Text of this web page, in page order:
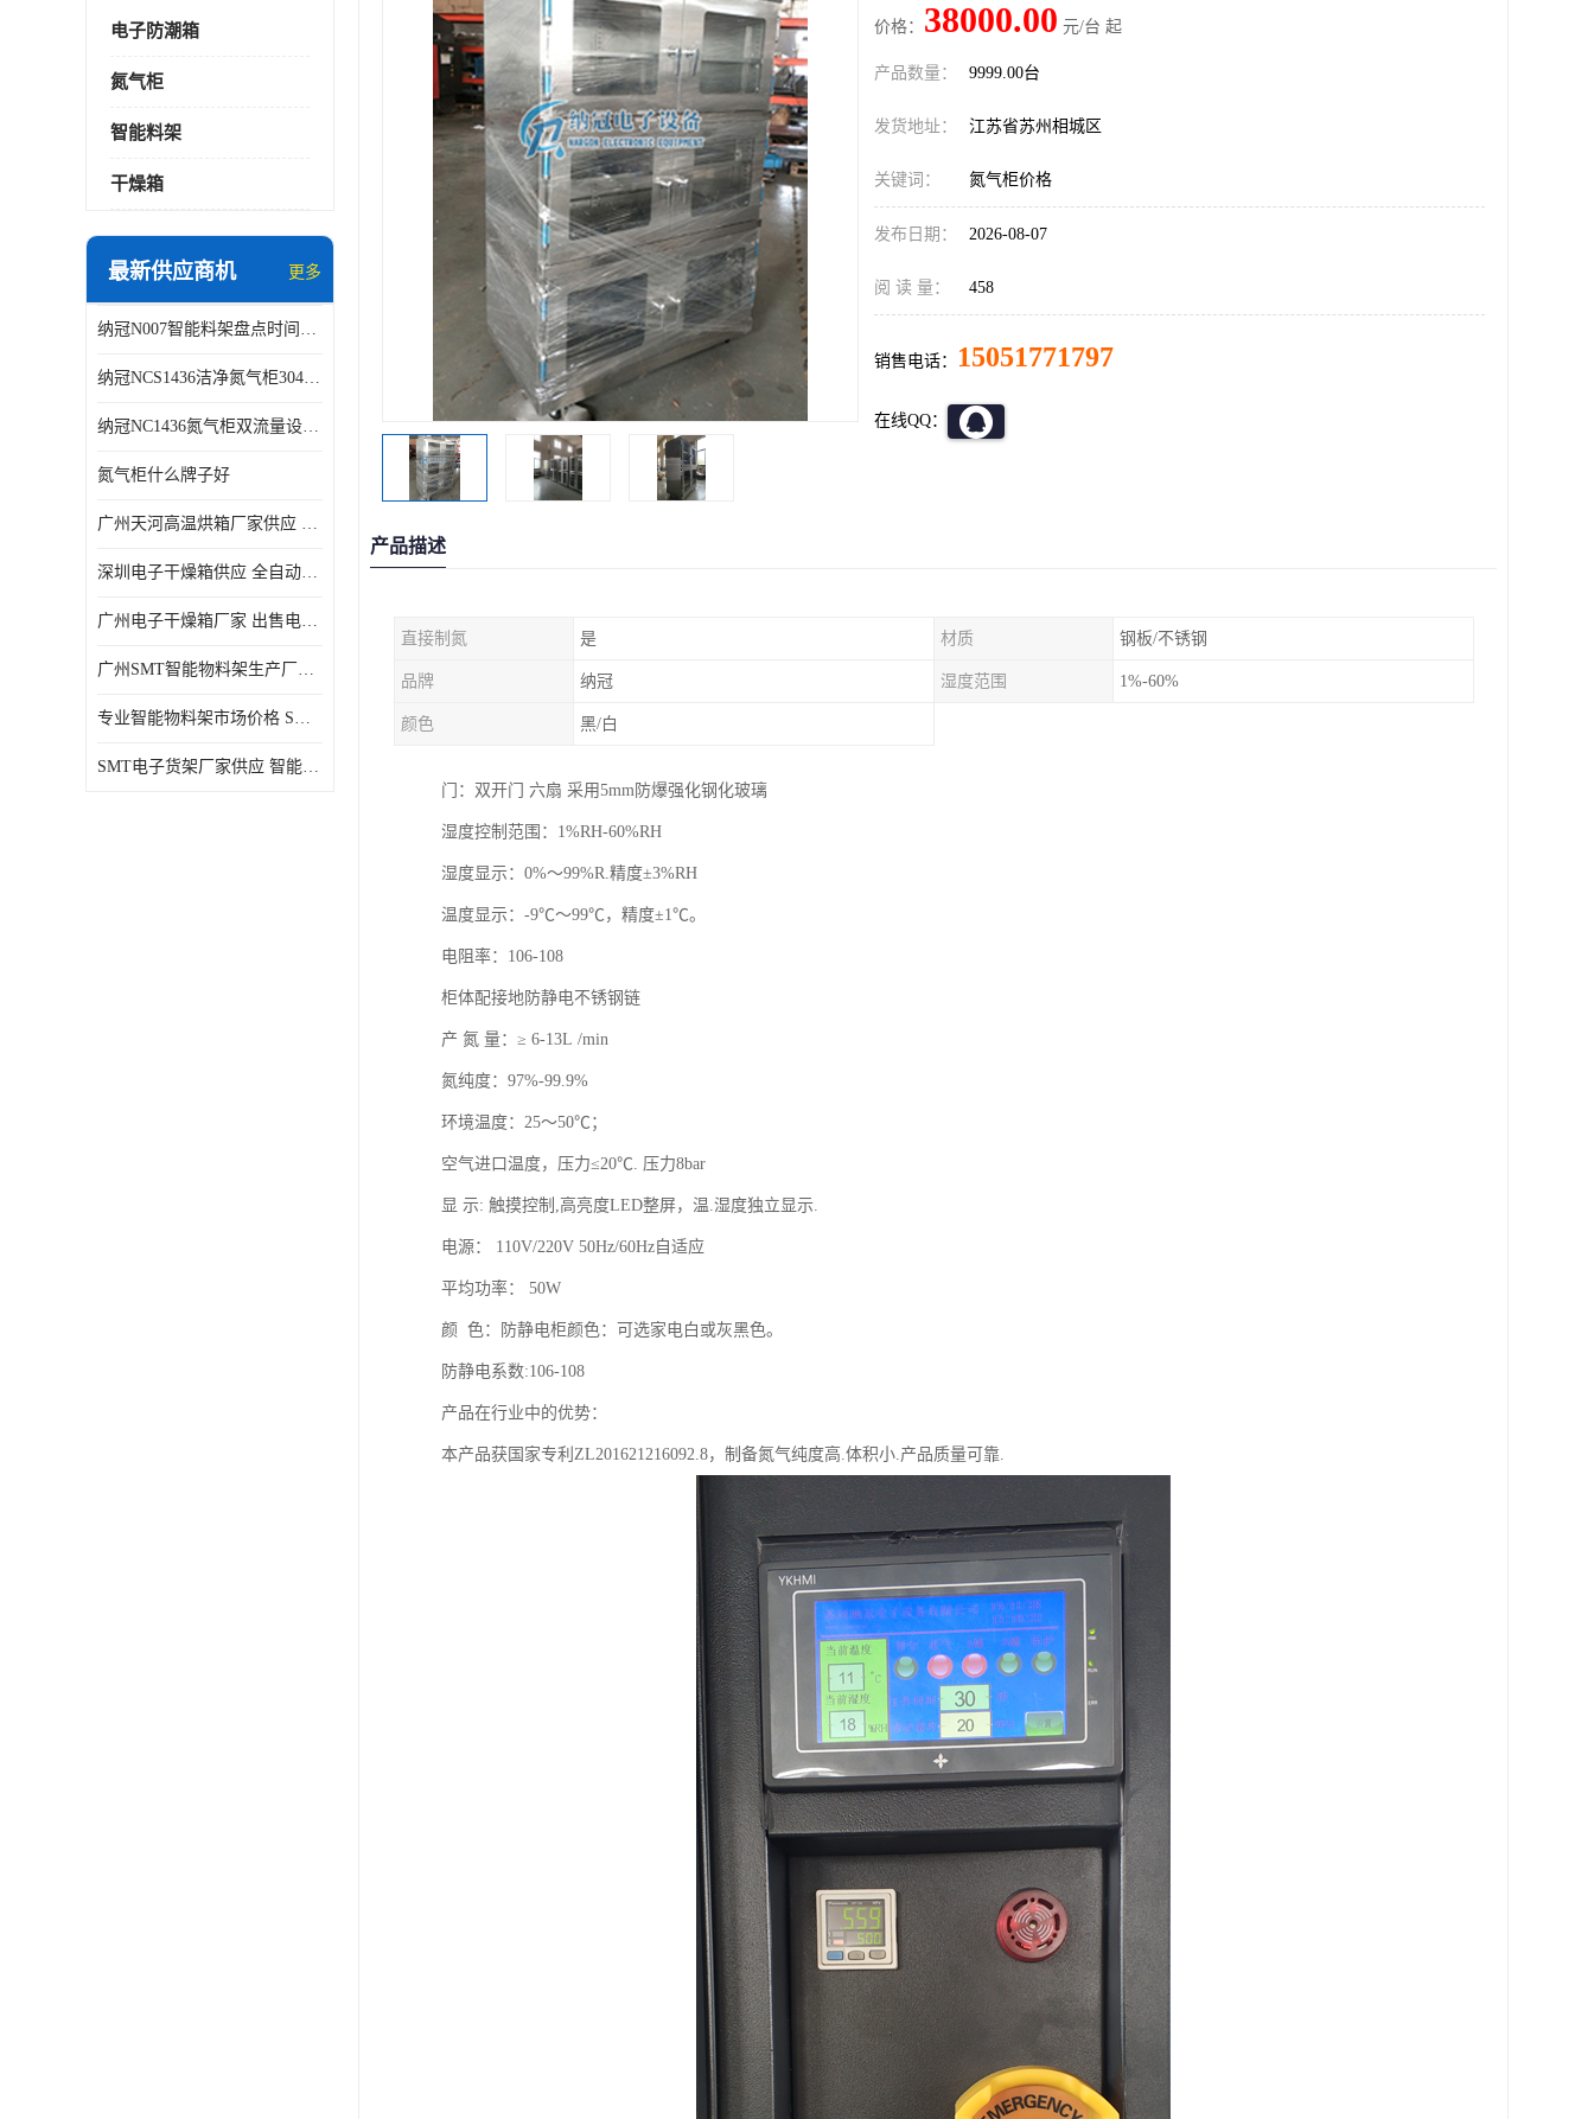
电子防潮箱
氮气柜
智能料架
干燥箱
最新供应商机 更多
纳冠N007智能料架盘点时间可从2天减少到约2个小时
纳冠NCS1436洁净氮气柜304不锈钢洁净车间用
纳冠NC1436氮气柜双流量设计节约氮气
氮气柜什么牌子好
广州天河高温烘箱厂家供应 智能高温烘箱非标定制价格
深圳电子干燥箱供应 全自动恒温干燥箱厂家批发
广州电子干燥箱厂家 出售电子干燥箱优惠供应价格
广州SMT智能物料架生产厂家 智能物料架设计定制
专业智能物料架市场价格 SMT智能物料架供应厂家
SMT电子货架厂家供应 智能电子货架现货直销
价格： 38000.00 元/台 起
产品数量： 9999.00台
发货地址： 江苏省苏州相城区
关键词： 氮气柜价格
发布日期： 2026-08-07
阅 读 量： 458
销售电话： 15051771797
在线QQ：
产品描述
直接制氮 是 材质 钢板/不锈钢
品牌 纳冠 湿度范围 1%-60%
颜色 黑/白
门：双开门 六扇 采用5mm防爆强化钢化玻璃
湿度控制范围：1%RH-60%RH
湿度显示：0%～99%R.精度±3%RH
温度显示：-9℃～99℃，精度±1℃。
电阻率：106-108
柜体配接地防静电不锈钢链
产 氮 量：≥ 6-13L /min
氮纯度：97%-99.9%
环境温度：25～50℃；
空气进口温度，压力≤20℃. 压力8bar
显 示: 触摸控制,高亮度LED整屏，温.湿度独立显示.
电源： 110V/220V 50Hz/60Hz自适应
平均功率： 50W
颜 色：防静电柜颜色：可选家电白或灰黑色。
防静电系数:106-108
产品在行业中的优势：
本产品获国家专利ZL201621216092.8，制备氮气纯度高.体积小.产品质量可靠.